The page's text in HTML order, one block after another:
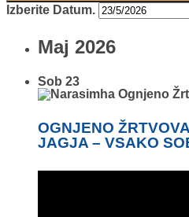
Izberite Datum.
Maj 2026
Sob 23
OGNJENO
JAGJA – VSAKO